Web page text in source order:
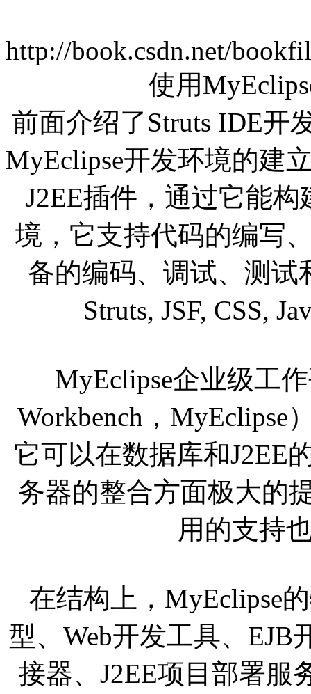
http://book.csdn.net/
使用
前面介绍了Struts IDE开
MyEclipse开发环境的建
J2EE插件，通过它能
境，它支持代码的编写
备的编码、调试、测
Struts, JSF, CSS,
MyEclipse企业级工
Workbench，MyEclipse
它可以在数据库和J2EE
务器的整合方面极大的
用的支持
在结构上，MyEclipse
型、Web开发工具、
接器、J2EE项目部署服